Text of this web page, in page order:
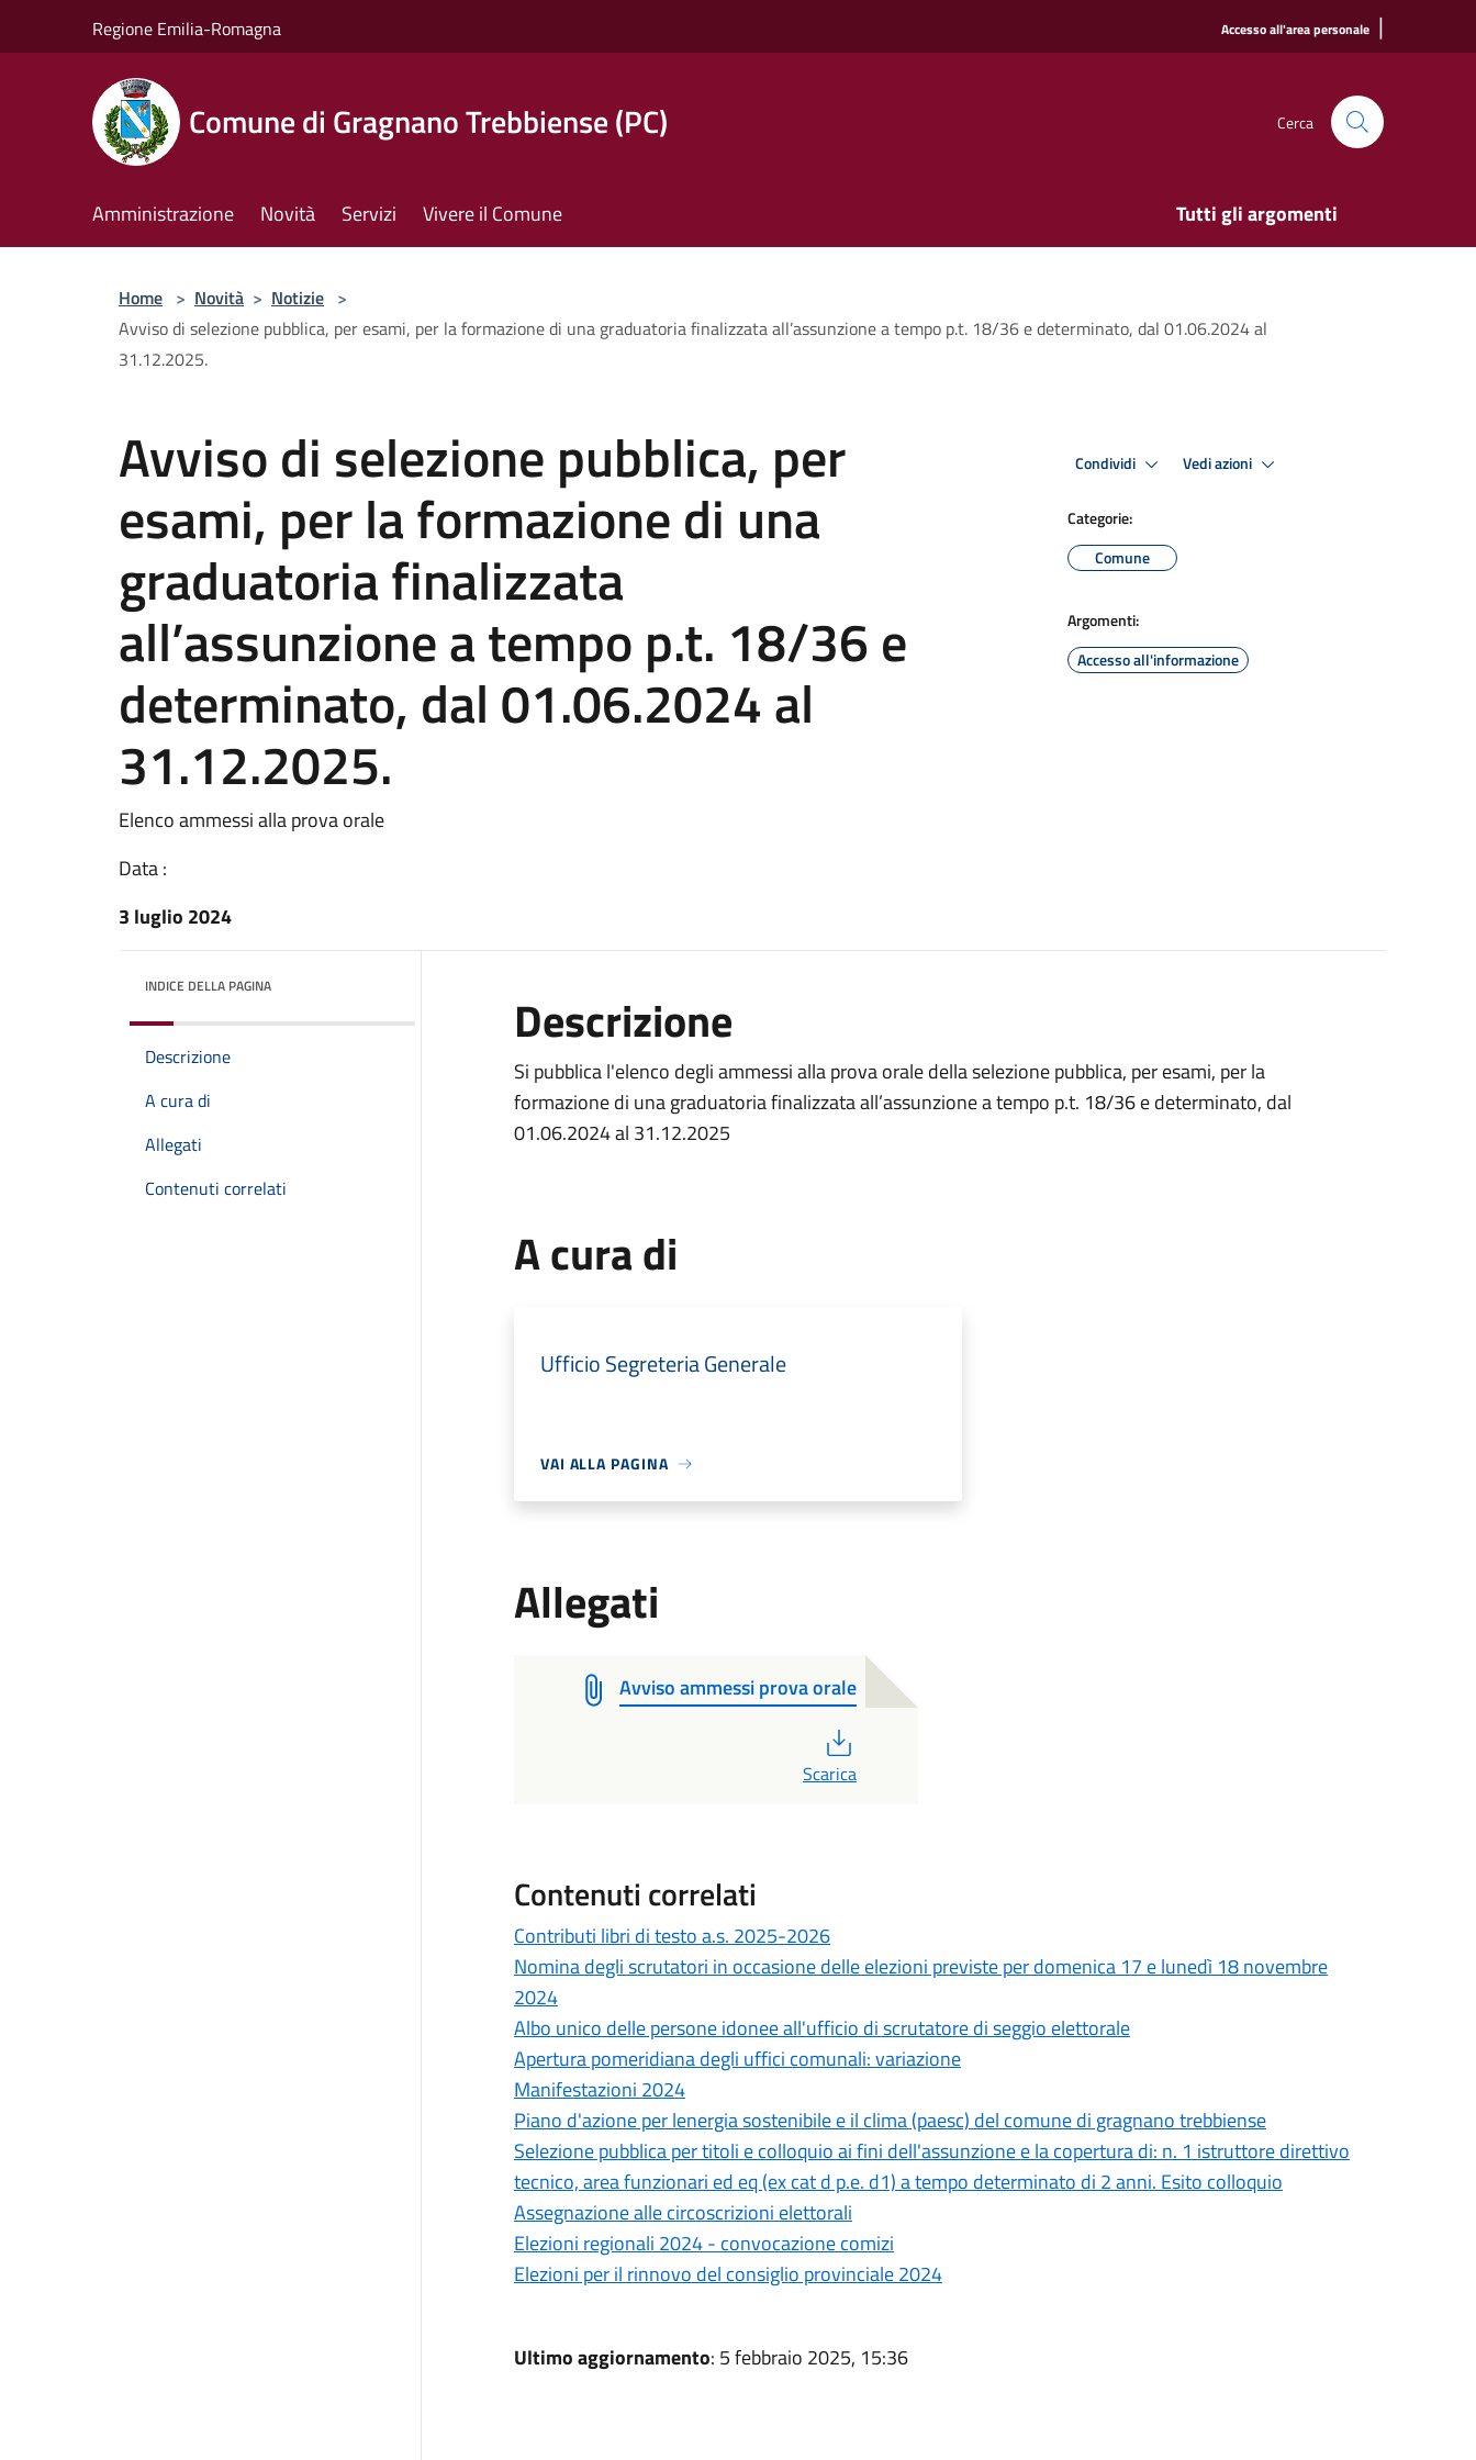
Regione Emilia-Romagna Accesso all'area personale |
Comune di Gragnano Trebbiense (PC) Cerca
Amministrazione Novità Servizi Vivere il Comune Tutti gli argomenti
Home > Novità > Notizie >
Avviso di selezione pubblica, per esami, per la formazione di una graduatoria finalizzata all’assunzione a tempo p.t. 18/36 e determinato, dal 01.06.2024 al
31.12.2025.
Avviso di selezione pubblica, per
esami, per la formazione di una
graduatoria finalizzata
all’assunzione a tempo p.t. 18/36 e
determinato, dal 01.06.2024 al
31.12.2025.
Elenco ammessi alla prova orale
Data :
3 luglio 2024
Condividi Vedi azioni
Categorie:
Comune
Argomenti:
Accesso all'informazione
INDICE DELLA PAGINA
Descrizione
A cura di
Allegati
Contenuti correlati
Descrizione
Si pubblica l'elenco degli ammessi alla prova orale della selezione pubblica, per esami, per la
formazione di una graduatoria finalizzata all’assunzione a tempo p.t. 18/36 e determinato, dal
01.06.2024 al 31.12.2025
A cura di
Ufficio Segreteria Generale
VAI ALLA PAGINA
Allegati
Avviso ammessi prova orale
Scarica
Contenuti correlati
Contributi libri di testo a.s. 2025-2026
Nomina degli scrutatori in occasione delle elezioni previste per domenica 17 e lunedì 18 novembre
2024
Albo unico delle persone idonee all'ufficio di scrutatore di seggio elettorale
Apertura pomeridiana degli uffici comunali: variazione
Manifestazioni 2024
Piano d'azione per lenergia sostenibile e il clima (paesc) del comune di gragnano trebbiense
Selezione pubblica per titoli e colloquio ai fini dell'assunzione e la copertura di: n. 1 istruttore direttivo
tecnico, area funzionari ed eq (ex cat d p.e. d1) a tempo determinato di 2 anni. Esito colloquio
Assegnazione alle circoscrizioni elettorali
Elezioni regionali 2024 - convocazione comizi
Elezioni per il rinnovo del consiglio provinciale 2024
Ultimo aggiornamento: 5 febbraio 2025, 15:36